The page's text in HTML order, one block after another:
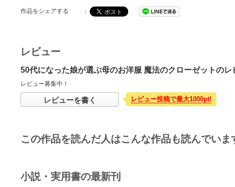
作品をシェアする ：
レビュー
50代になった娘が選ぶ母のお洋服 魔法のクローゼットのレ
レビュー募集中！
レビューを書く レビュー投稿で最大1000pt!
この作品を読んだ人はこんな作品も読んでいま
小説・実用書の最新刊